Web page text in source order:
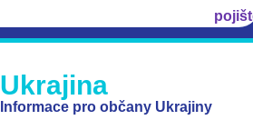
Ukrajina
Informace pro občany Ukrajiny